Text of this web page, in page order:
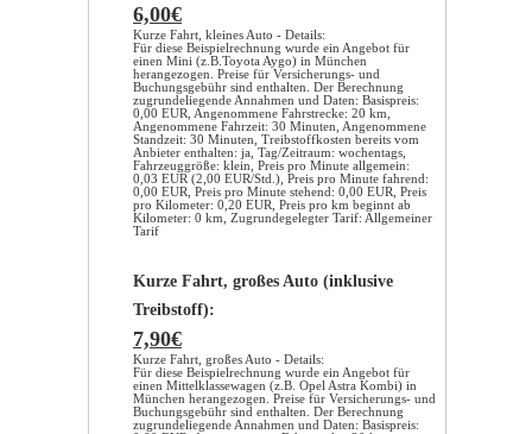
6,00€
Kurze Fahrt, kleines Auto - Details:
Für diese Beispielrechnung wurde ein Angebot für
einen Mini (z.B.Toyota Aygo) in München
herangezogen. Preise für Versicherungs- und
Buchungsgebühr sind enthalten. Der Berechnung
zugrundeliegende Annahmen und Daten: Basispreis:
0,00 EUR, Angenommene Fahrstrecke: 20 km,
Angenommene Fahrzeit: 30 Minuten, Angenommene
Standzeit: 30 Minuten, Treibstoffkosten bereits vom
Anbieter enthalten: ja, Tag/Zeitraum: wochentags,
Fahrzeuggröße: klein, Preis pro Minute allgemein:
0,03 EUR (2,00 EUR/Std.), Preis pro Minute fahrend:
0,00 EUR, Preis pro Minute stehend: 0,00 EUR, Preis
pro Kilometer: 0,20 EUR, Preis pro km beginnt ab
Kilometer: 0 km, Zugrundegelegter Tarif: Allgemeiner
Tarif
Kurze Fahrt, großes Auto (inklusive
Treibstoff):
7,90€
Kurze Fahrt, großes Auto - Details:
Für diese Beispielrechnung wurde ein Angebot für
einen Mittelklassewagen (z.B. Opel Astra Kombi) in
München herangezogen. Preise für Versicherungs- und
Buchungsgebühr sind enthalten. Der Berechnung
zugrundeliegende Annahmen und Daten: Basispreis: